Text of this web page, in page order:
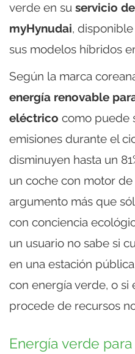
verde en su servicio
myHynudai,
sus modelos híbridos
Según la marca
energía renovable
eléctrico como puede
emisiones durante el
disminuyen hasta un
un coche con motor
argumento más que
con conciencia
un usuario no sabe si
en una estación
con energía verde, o si
procede de recursos
Energía verde